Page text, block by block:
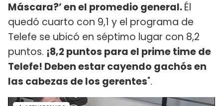
Máscara?’ en el promedio general.Él
quedó cuarto con 9,1 y el programa de
Telefe se ubicó en séptimo lugar con 8,2
puntos. ¡8,2 puntos para el prime time de
Telefe! Deben estar cayendo gachós en
las cabezas de los gerentes".